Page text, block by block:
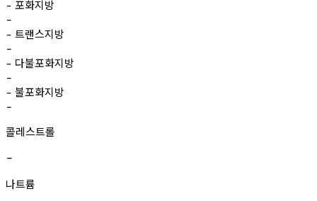
- 포화지방
-
- 트랜스지방
-
- 다불포화지방
-
- 불포화지방
-
콜레스트롤
-
나트륨